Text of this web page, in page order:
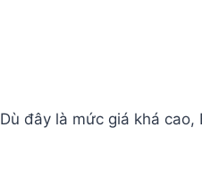
Dù đây là mức giá khá cao,